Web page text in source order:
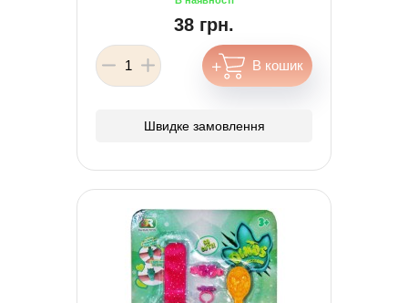
38 грн.
Швидке замовлення